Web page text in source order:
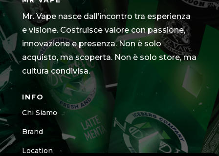
Mr. Vape nasce dall’incontro tra esperienza
e visione. Costruisce valore con passione,
innovazione e presenza. Non è solo
acquisto, ma scoperta. Non è solo store, ma
cultura condivisa.
INFO
Chi Siamo
Brand
Location